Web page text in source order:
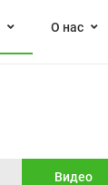
О нас
Видео